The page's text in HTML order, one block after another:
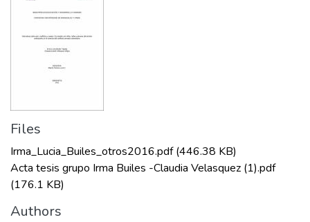
Files
Irma_Lucia_Builes_otros2016.pdf(446.38 KB)
Acta tesis grupo Irma Builes -Claudia Velasquez (1).pdf
(176.1 KB)
Authors